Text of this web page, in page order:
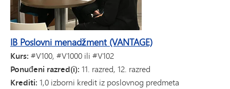
IB Poslovni menadžment (VANTAGE)
Kurs: #V100, #V1000 ili #V102
Ponuđeni razred(i): 11. razred, 12. razred
Krediti: 1,0 izborni kredit iz poslovnog predmeta